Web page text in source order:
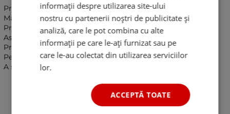
Protectie pentru: nas, gura.
Marime: universala.
Prindere reglabila.
Asigura ventilatia corespunzatoare pentru a nu se aburi.
Practica,ergonomica,usoara.
Permite utilizarea indelungata cu un confort sporit.
A se igieniza inainte de utilizare!
informații despre utilizarea site-ului
nostru cu partenerii noștri de publicitate și
analiză, care le pot combina cu alte
informații pe care le-ați furnizat sau pe
care le-au colectat din utilizarea serviciilor
lor.
ACCEPTĂ TOATE